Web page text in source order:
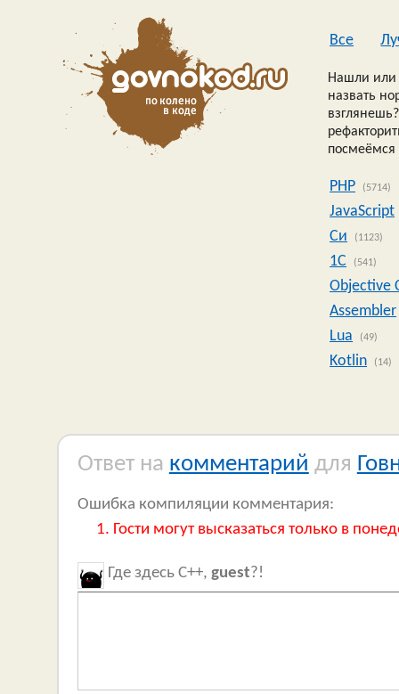
Все
Нашли или
назвать
посмеёмся
PHP (5714)
JavaScript
Си
(1123)
1C (541)
Objective
Assembler
Lua
(49)
Kotlin (14)
Ответ на комментарий для
Ошибка компиляции комментария:
Гости могут высказаться только в
Где здесь C++, guest?!